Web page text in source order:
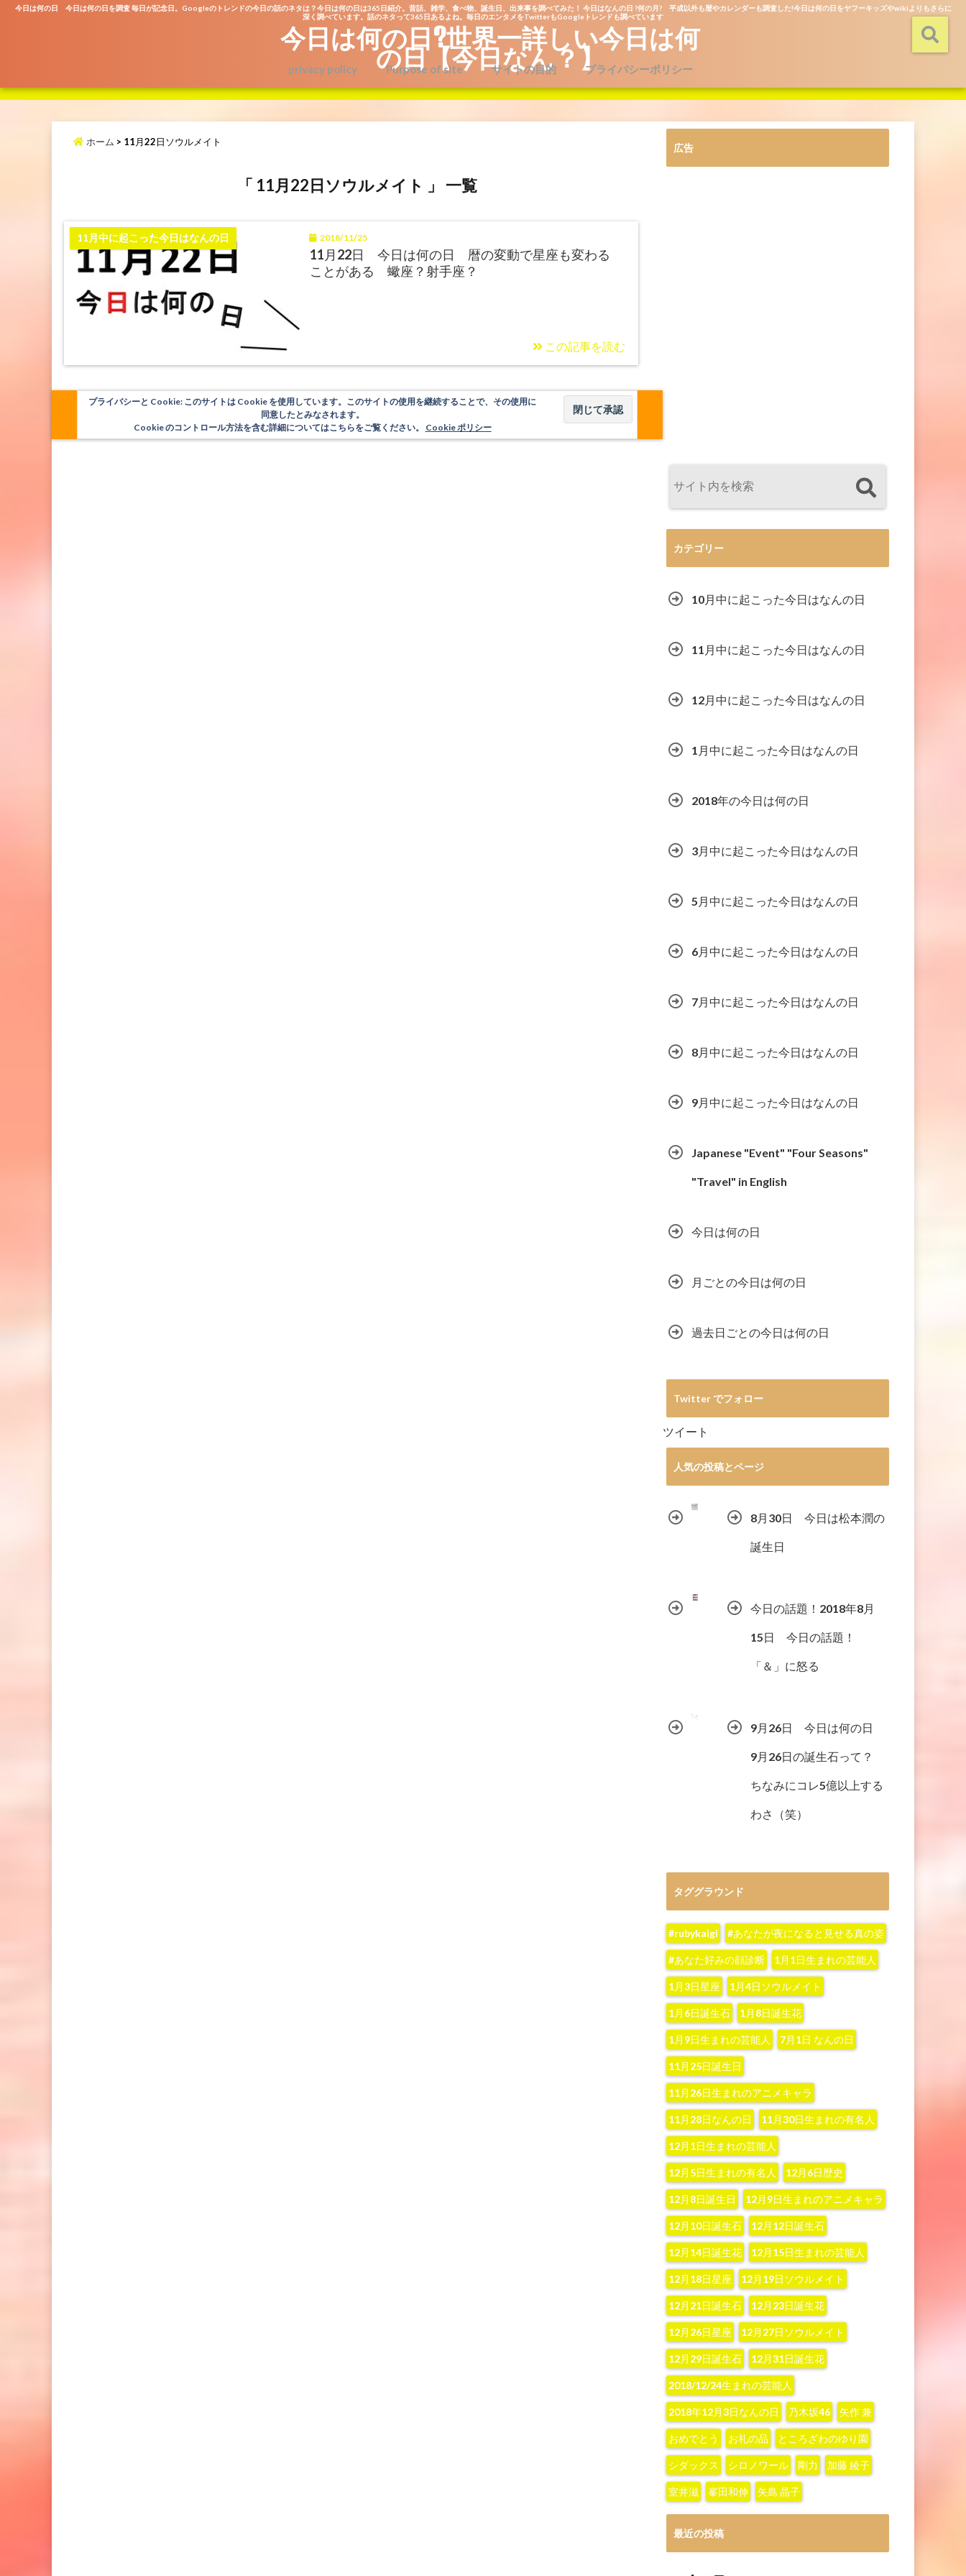
今日は何の日 今日は何の日を調査 毎日が記念日。Googleのトレンドの今日の話のネタは？今日は何の日は365日紹介。昔話、雑学、食べ物、誕生日、出来事を調べてみた！ 今日はなんの日 ?何の月? 平成以外も暦やカレンダーも調査した!今日は何の日をヤフーキッズやwikiよりもさらに
深く調べています。話のネタって365日あるよね。毎日のエンタメをTwitterもGoogleトレンドも調べています
今日は何の日?世界一詳しい今日は何
の日【今日なん？】
privacy policy Purpose of site サイトの目的 プライバシーポリシー
ホーム > 11月22日ソウルメイト
「 11月22日ソウルメイト 」 一覧
11月中に起こった今日はなんの日 2018/11/25
11月22日 今日は何の日 暦の変動で星座も変わる
ことがある 蠍座？射手座？
この記事を読む
プライバシーと Cookie: このサイトは Cookie を使用しています。このサイトの使用を継続することで、その使用に
同意したとみなされます。
Cookie のコントロール方法を含む詳細についてはこちらをご覧ください。 Cookie ポリシー
広告
カテゴリー
10月中に起こった今日はなんの日
11月中に起こった今日はなんの日
12月中に起こった今日はなんの日
1月中に起こった今日はなんの日
2018年の今日は何の日
3月中に起こった今日はなんの日
5月中に起こった今日はなんの日
6月中に起こった今日はなんの日
7月中に起こった今日はなんの日
8月中に起こった今日はなんの日
9月中に起こった今日はなんの日
Japanese "Event" "Four Seasons"
"Travel" in English
今日は何の日
月ごとの今日は何の日
過去日ごとの今日は何の日
Twitter でフォロー
ツイート
人気の投稿とページ
8月30日 今日は松本潤の
誕生日
今日の話題！2018年8月
15日 今日の話題！
「＆」に怒る
9月26日 今日は何の日
9月26日の誕生石って？
ちなみにコレ5億以上する
わさ（笑）
タググラウンド
#rubykaigi #あなたが夜になると見せる真の姿
#あなた好みの顔診断 1月1日生まれの芸能人
1月3日星座 1月4日ソウルメイト
1月6日誕生石 1月8日誕生花
1月9日生まれの芸能人 7月1日 なんの日
11月25日誕生日
11月26日生まれのアニメキャラ
11月28日なんの日 11月30日生まれの有名人
12月1日生まれの芸能人
12月5日生まれの有名人 12月6日歴史
12月8日誕生日 12月9日生まれのアニメキャラ
12月10日誕生石 12月12日誕生石
12月14日誕生花 12月15日生まれの芸能人
12月18日星座 12月19日ソウルメイト
12月21日誕生石 12月23日誕生花
12月26日星座 12月27日ソウルメイト
12月29日誕生石 12月31日誕生花
2018/12/24生まれの芸能人
2018年12月3日なんの日 ‪乃木坂46‬ ‪矢作 兼‬
おめでとう お礼の品 ところざわのゆり園
シダックス シロノワール 剛力 加藤 綾子‬
室井滋 峯田和伸 矢島 晶子
最近の投稿